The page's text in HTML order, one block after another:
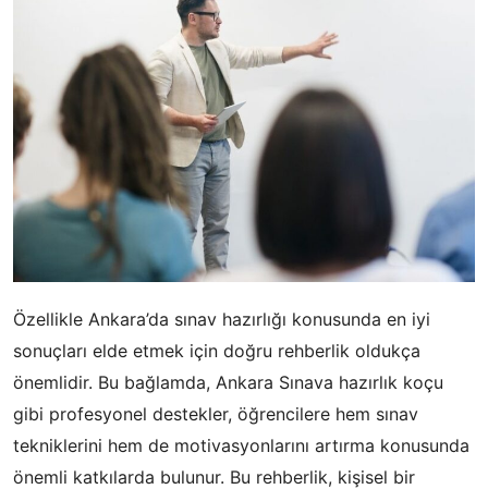
Özellikle Ankara’da sınav hazırlığı konusunda en iyi
sonuçları elde etmek için doğru rehberlik oldukça
önemlidir. Bu bağlamda, Ankara Sınava hazırlık koçu
gibi profesyonel destekler, öğrencilere hem sınav
tekniklerini hem de motivasyonlarını artırma konusunda
önemli katkılarda bulunur. Bu rehberlik, kişisel bir